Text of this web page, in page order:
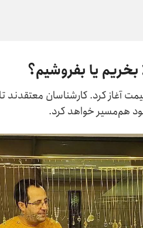
یا بفروشیم؟
آغاز کرد. کارشناسان معتقدند
هم‌مسیر خواهد کرد.